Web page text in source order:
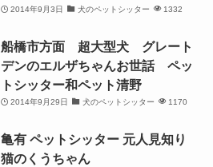
2014年9月3日 犬のペットシッター 1332
船橋市方面 超大型犬 グレート
デンのエルザちゃんお世話 ペッ
トシッター和ペット清野
2014年9月29日 犬のペットシッター 1170
亀有 ペットシッター 元人見知り
猫のくうちゃん